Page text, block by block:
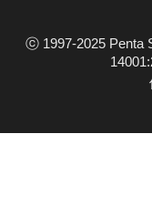
ⓒ 1997-2025